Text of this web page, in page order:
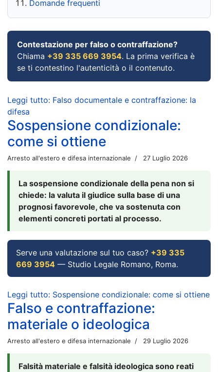
Domande frequenti
Contestazione per falso o contraffazione?
Chiama +39 335 669 3954. La prima verifica è
se ti contestino l'autenticità o il contenuto.
Leggi tutto: Falso documentale e contraffazione: la
difesa
Sospensione condizionale:
come si ottiene
Arresto all'estero e difesa internazionale 27 Luglio 2026
La sospensione condizionale della pena non si
chiede: la valuta il giudice sulla base di una
prognosi favorevole, che va sostenuta con
elementi concreti portati al processo.
Serve una valutazione sul tuo caso? +39 335
669 3954 — Studio Legale Romano, Roma.
Leggi tutto: Sospensione condizionale: come si ottiene
Falso e contraffazione:
materiale o ideologica
Arresto all'estero e difesa internazionale 29 Luglio 2026
Falsità materiale e falsità ideologica sono reati